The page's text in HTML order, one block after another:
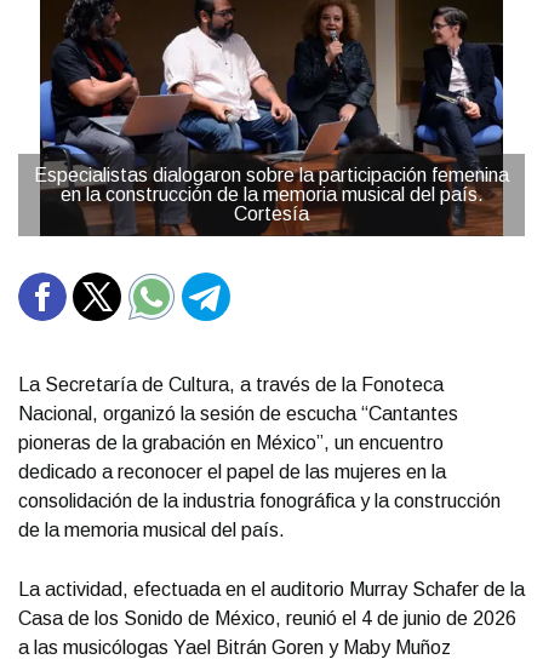
Especialistas dialogaron sobre la participación femenina
en la construcción de la memoria musical del país.
Cortesía
La Secretaría de Cultura, a través de la Fonoteca
Nacional, organizó la sesión de escucha “Cantantes
pioneras de la grabación en México”, un encuentro
dedicado a reconocer el papel de las mujeres en la
consolidación de la industria fonográfica y la construcción
de la memoria musical del país.
La actividad, efectuada en el auditorio Murray Schafer de la
Casa de los Sonido de México, reunió el 4 de junio de 2026
a las musicólogas Yael Bitrán Goren y Maby Muñoz